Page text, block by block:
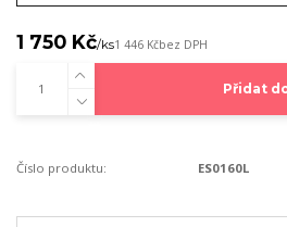
1 750 Kč/ks1 446 Kčbez DPH
Přidat
Číslo produktu: ES0160L